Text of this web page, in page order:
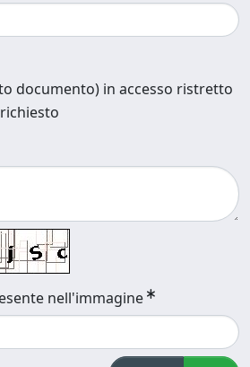
documento) in accesso ristretto
nell'immagine